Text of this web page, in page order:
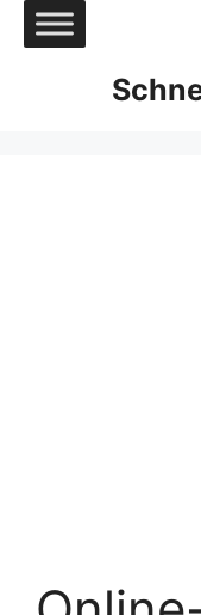
Zum
Inhalt